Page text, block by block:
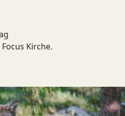
Kirche.